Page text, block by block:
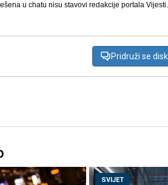
u chatu nisu stavovi redakcije portala
Pridruži se
SVIJET